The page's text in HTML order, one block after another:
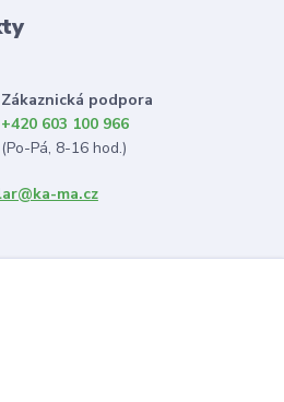
Zákaznická podpora
+420 603 100 966
(Po-Pá, 8-16 hod.)
ma.cz